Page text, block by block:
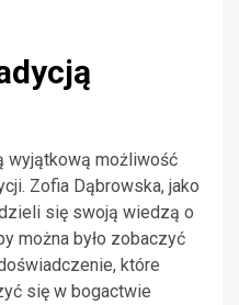
wyjątkową możliwość
Zofia Dąbrowska, jako
się swoją wiedzą o
można było zobaczyć
które
się w bogactwie